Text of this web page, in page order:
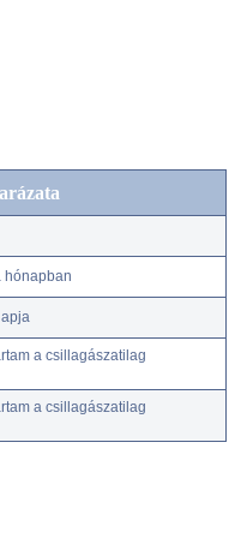
hónapban
a csillagászatilag
a csillagászatilag